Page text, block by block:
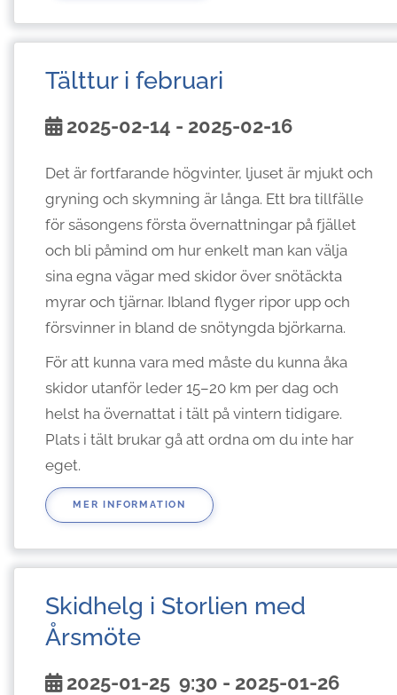
Tälttur i februari
2025-02-14 - 2025-02-16
Det är fortfarande högvinter, ljuset är mjukt och
gryning och skymning är långa. Ett bra tillfälle
för säsongens första övernattningar på fjället
och bli påmind om hur enkelt man kan välja
sina egna vägar med skidor över snötäckta
myrar och tjärnar. Ibland flyger ripor upp och
försvinner in bland de snötyngda björkarna.
För att kunna vara med måste du kunna åka
skidor utanför leder 15–20 km per dag och
helst ha övernattat i tält på vintern tidigare.
Plats i tält brukar gå att ordna om du inte har
eget.
MER INFORMATION
Skidhelg i Storlien med
Årsmöte
2025-01-25 9:30 - 2025-01-26